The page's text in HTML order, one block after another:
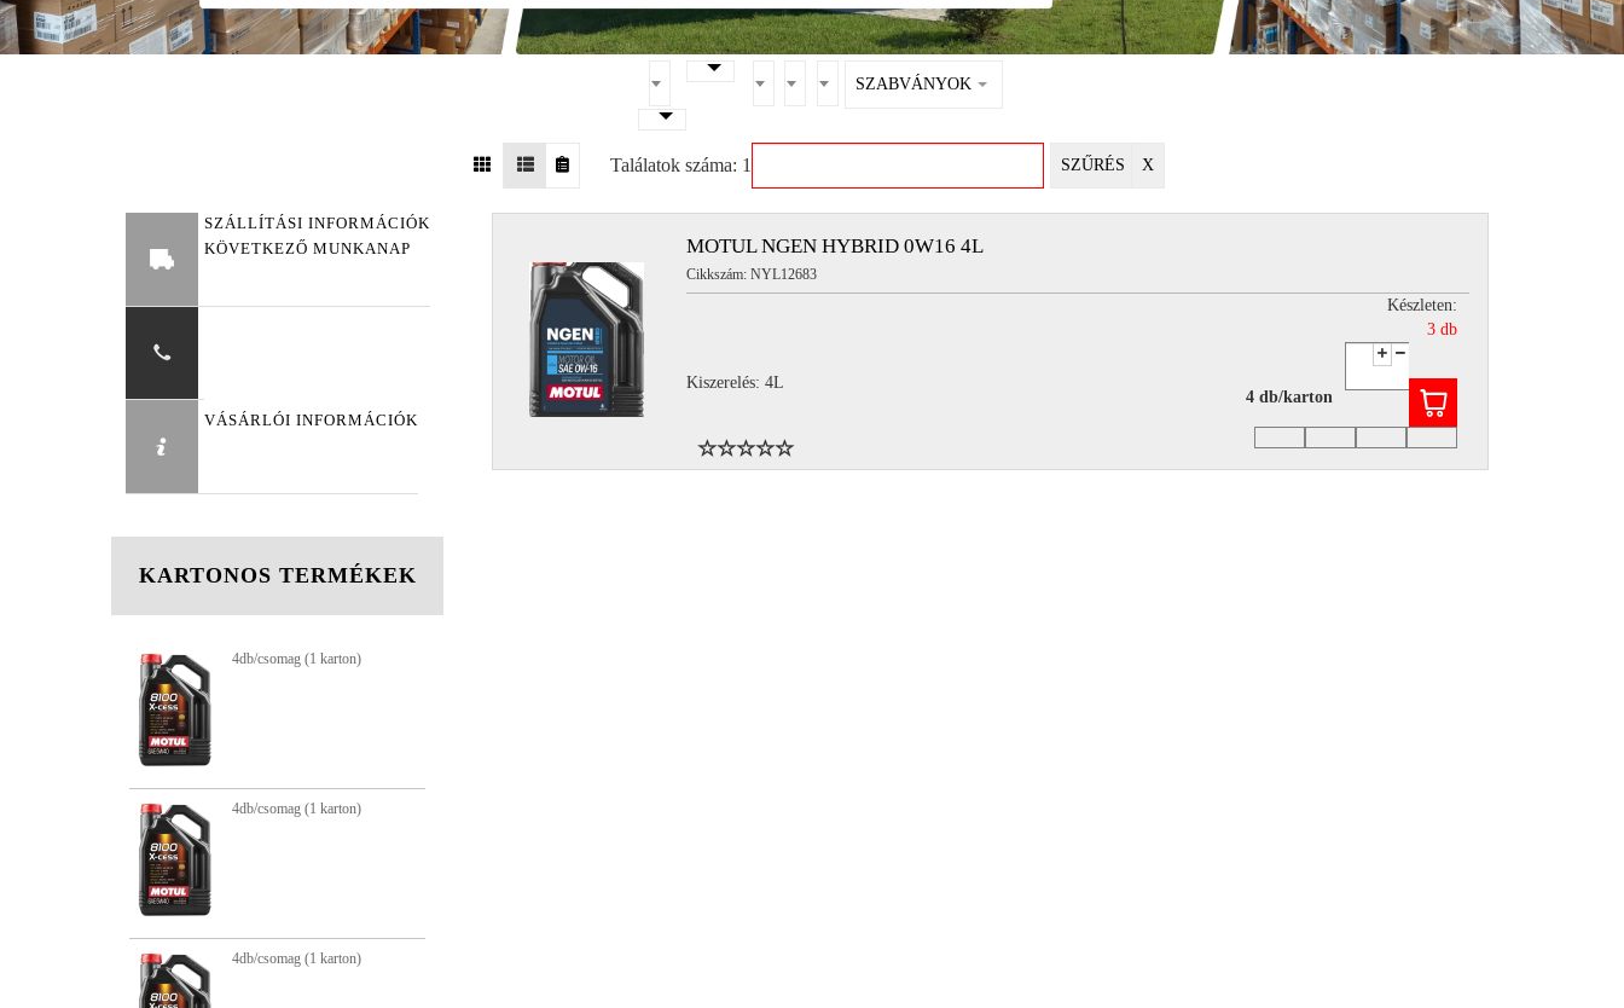
SZABVÁNYOK
Találatok száma: 1 SZŰRÉS X
SZÁLLÍTÁSI INFORMÁCIÓK
KÖVETKEZŐ MUNKANAP
VÁSÁRLÓI INFORMÁCIÓK
KARTONOS TERMÉKEK
4db/csomag (1 karton)
4db/csomag (1 karton)
4db/csomag (1 karton)
MOTUL NGEN HYBRID 0W16 4L
Cikkszám: NYL12683
Kiszerelés: 4L
Készleten:
3 db
4 db/karton